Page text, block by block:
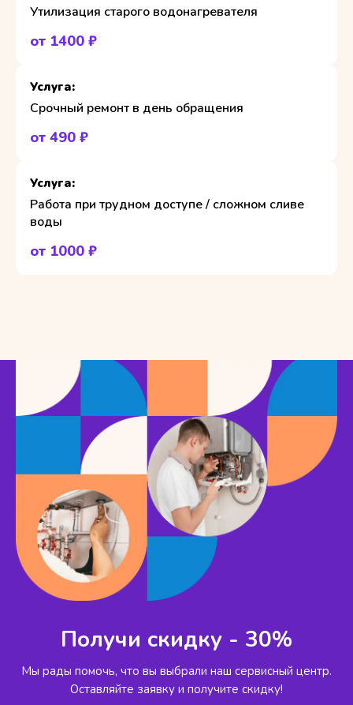
Утилизация старого водонагревателя
от 1400 ₽
Срочный ремонт в день обращения
от 490 ₽
Работа при трудном доступе / сложном сливе
воды
от 1000 ₽
Получи скидку - 30%
Мы рады помочь, что вы выбрали наш сервисный центр.
Оставляйте заявку и получите скидку!